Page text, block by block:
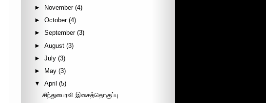
►
November (4)
►October (4)
►September (3)
►August (3)
►July (3)
►
May (3)
▼
April (5)
சிந்துபைரவி இசைத்தொகுப்பு